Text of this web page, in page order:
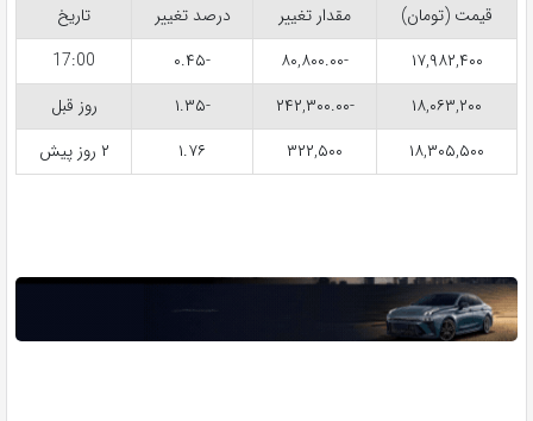
قیمت (تومان)
مقدار تغییر درصد تغییر
تاریخ
۱۷,۹۸۲,۴۰۰
-۸۰,۸۰۰.۰۰ -۰.۴۵
17:00
۱۸,۰۶۳,۲۰۰
-۲۴۲,۳۰۰.۰۰ -۱.۳۵
روز قبل
۱۸,۳۰۵,۵۰۰
۳۲۲,۵۰۰ ۱.۷۶ ۲ روز پیش